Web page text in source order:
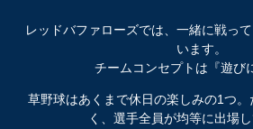
レッドバファローズでは、一緒に戦っ
います。
チームコンセプトは『遊び
草野球はあくまで休日の楽しみの1つ
く、選手全員が均等に出場し